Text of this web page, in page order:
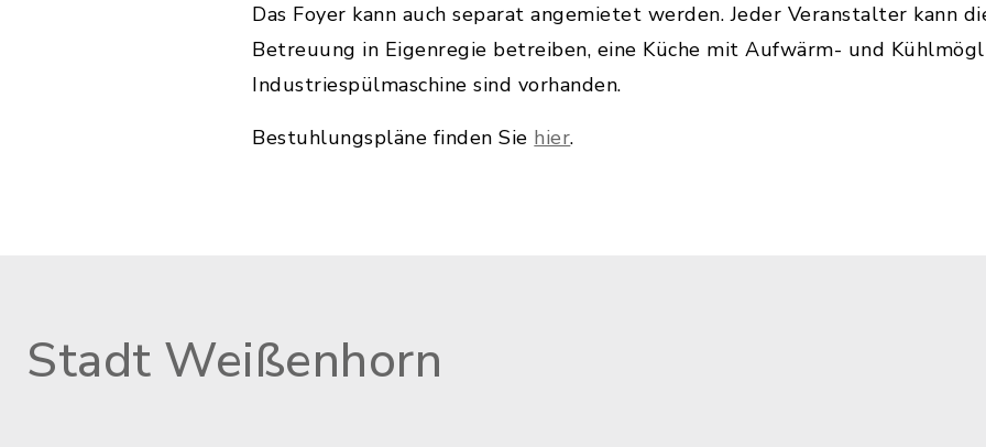
Das Foyer kann auch separat angemietet werden. Jeder Veranstalter kann
Betreuung in Eigenregie betreiben, eine Küche mit Aufwärm- und
Industriespülmaschine sind vorhanden.
Bestuhlungspläne finden Sie hier.
Stadt Weißenhorn